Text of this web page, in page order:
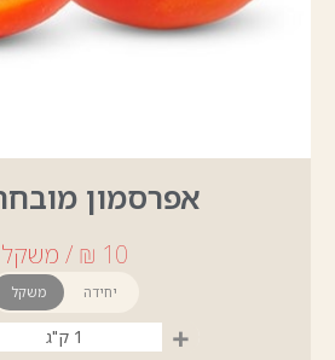
אפרסמון
משקל יחידה
+